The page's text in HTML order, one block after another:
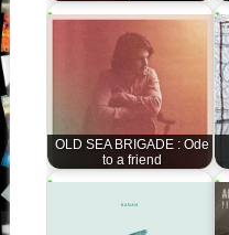
OLD SEA BRIGADE : Ode
to a friend